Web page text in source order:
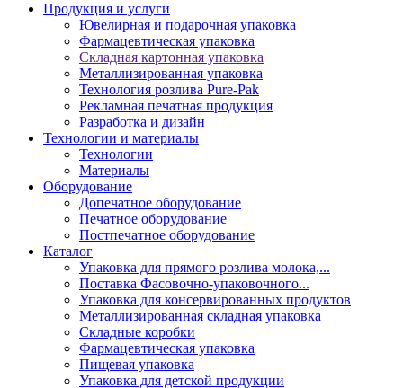
Продукция и услуги
Ювелирная и подарочная упаковка
Фармацевтическая упаковка
Складная картонная упаковка
Металлизированная упаковка
Технология розлива Pure-Pak
Рекламная печатная продукция
Разработка и дизайн
Технологии и материалы
Технологии
Материалы
Оборудование
Допечатное оборудование
Печатное оборудование
Постпечатное оборудование
Каталог
Упаковка для прямого розлива молока,...
Поставка Фасовочно-упаковочного...
Упаковка для консервированных продуктов
Металлизированная складная упаковка
Складные коробки
Фармацевтическая упаковка
Пищевая упаковка
Упаковка для детской продукции